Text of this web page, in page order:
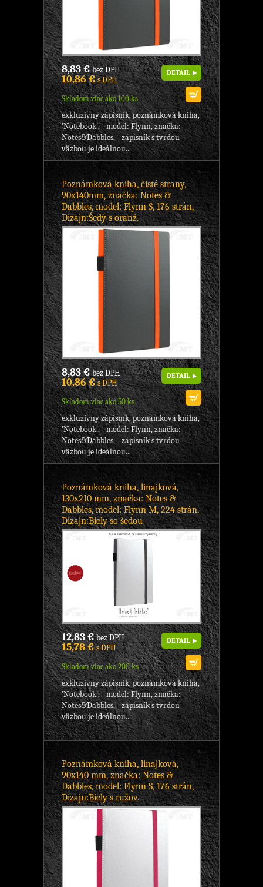
8,83 €bez DPH
10,86 €s DPH
Skladom viac ako 100 ks
DETAIL
exkluzívny zápisník, poznámková kniha,
'Notebook', - model: Flynn, značka:
Notes&Dabbles, - zápisník s tvrdou
väzbou je ideálnou...
Poznámková kniha, čisté strany,
90x140mm, značka: Notes &
Dabbles, model: Flynn S, 176 strán,
Dizajn:Šedý s oranž.
8,83 €bez DPH
10,86 €s DPH
Skladom viac ako 50 ks
DETAIL
exkluzívny zápisník, poznámková kniha,
'Notebook', - model: Flynn, značka:
Notes&Dabbles, - zápisník s tvrdou
väzbou je ideálnou...
Poznámková kniha, linajková,
130x210 mm, značka: Notes &
Dabbles, model: Flynn M, 224 strán,
Dizajn:Biely so šedou
12,83 €bez DPH
15,78 €s DPH
Skladom viac ako 200 ks
DETAIL
exkluzívny zápisník, poznámková kniha,
'Notebook', - model: Flynn, značka:
Notes&Dabbles, - zápisník s tvrdou
väzbou je ideálnou...
Poznámková kniha, linajková,
90x140 mm, značka: Notes &
Dabbles, model: Flynn S, 176 strán,
Dizajn:Biely s ružov.